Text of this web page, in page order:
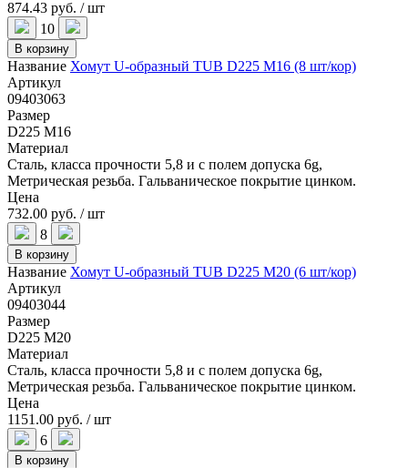
874.43 руб. / шт
10
В корзину
Название Хомут U-образный TUB D225 M16 (8 шт/кор)
Артикул
09403063
Размер
D225 M16
Материал
Сталь, класса прочности 5,8 и с полем допуска 6g,
Метрическая резьба. Гальваническое покрытие цинком.
Цена
732.00 руб. / шт
8
В корзину
Название Хомут U-образный TUB D225 M20 (6 шт/кор)
Артикул
09403044
Размер
D225 M20
Материал
Сталь, класса прочности 5,8 и с полем допуска 6g,
Метрическая резьба. Гальваническое покрытие цинком.
Цена
1151.00 руб. / шт
6
В корзину